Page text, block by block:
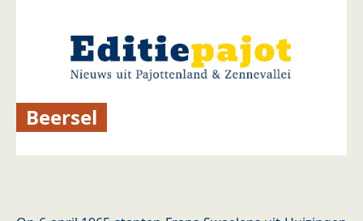
Beersel